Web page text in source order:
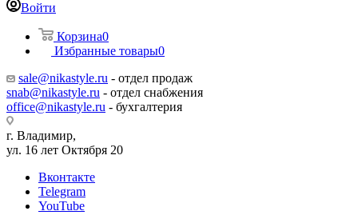
Войти
Корзина0
Избранные товары0
sale@nikastyle.ru - отдел продаж
snab@nikastyle.ru - отдел снабжения
office@nikastyle.ru - бухгалтерия
г. Владимир,
ул. 16 лет Октября 20
Вконтакте
Telegram
YouTube